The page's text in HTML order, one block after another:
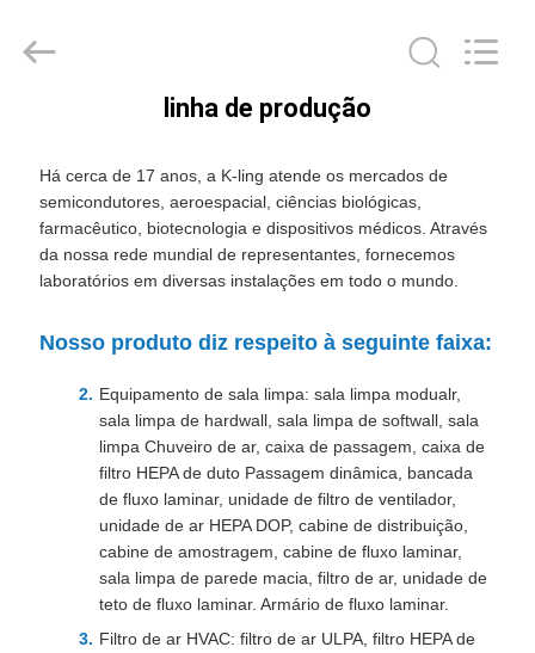
CASA
PRODUTOS
NÓS
VISITA
FÁBRICA
CONTROLE
Purification
Technology
linha de produção
Há cerca de 17 anos, a K-ling atende os mercados de
semicondutores, aeroespacial, ciências biológicas,
farmacêutico, biotecnologia e dispositivos médicos. Através
da nossa rede mundial de representantes, fornecemos
laboratórios em diversas instalações em todo o mundo.
Nosso produto diz respeito à seguinte faixa:
Equipamento de sala limpa: sala limpa modualr,
sala limpa de hardwall, sala limpa de softwall, sala
limpa Chuveiro de ar, caixa de passagem, caixa de
filtro HEPA de duto Passagem dinâmica, bancada
de fluxo laminar, unidade de filtro de ventilador,
unidade de ar HEPA DOP, cabine de distribuição,
cabine de amostragem, cabine de fluxo laminar,
sala limpa de parede macia, filtro de ar, unidade de
teto de fluxo laminar. Armário de fluxo laminar.
Filtro de ar HVAC: filtro de ar ULPA, filtro HEPA de